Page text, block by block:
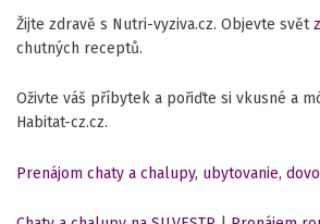
Žijte zdravě s Nutri-vyziva.cz. Objevte svět
chutných receptů.
Oživte váš příbytek a pořiďte si vkusné a
Habitat-cz.cz.
Prenájom chaty a chalupy, ubytovanie,